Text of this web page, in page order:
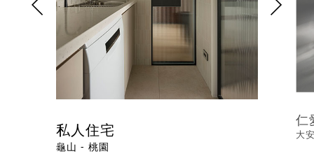
私人住宅
龜山 - 桃園
仁
大